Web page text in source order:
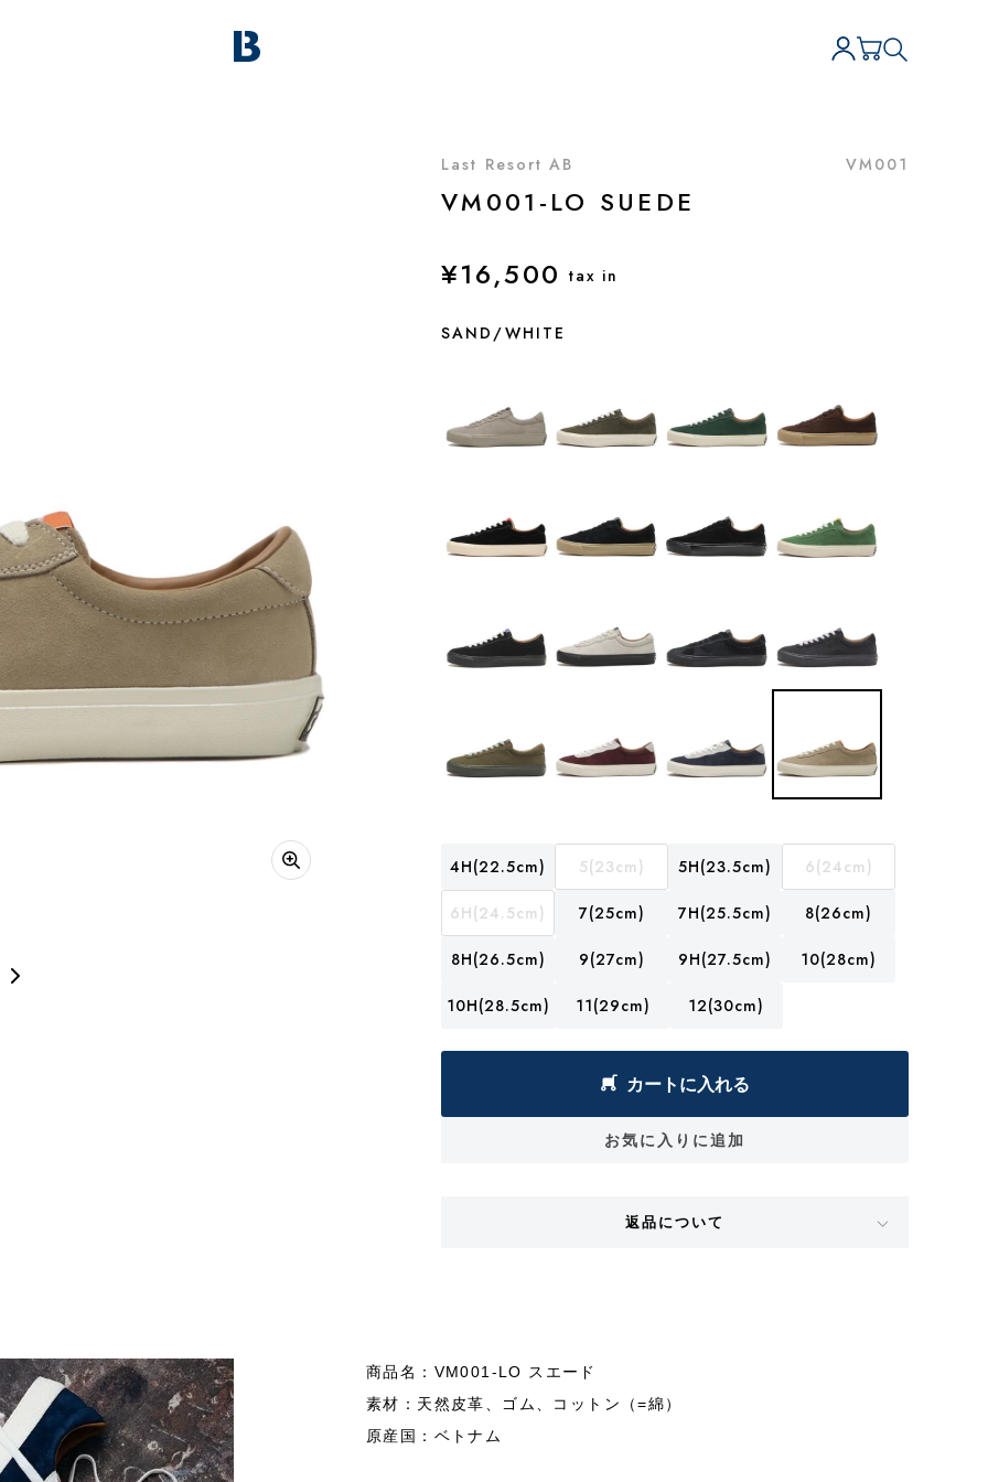
Last Resort AB VM001
VM001-LO SUEDE
¥16,500 tax in
SAND/WHITE
4H(22.5cm) 5(23cm) 5H(23.5cm) 6(24cm)
6H(24.5cm) 7(25cm) 7H(25.5cm) 8(26cm)
8H(26.5cm) 9(27cm) 9H(27.5cm) 10(28cm)
10H(28.5cm) 11(29cm) 12(30cm)
カートに入れる
お気に入りに追加
返品について
商品名：VM001-LO スエード
素材：天然皮革、ゴム、コットン（=綿）
原産国：ベトナム